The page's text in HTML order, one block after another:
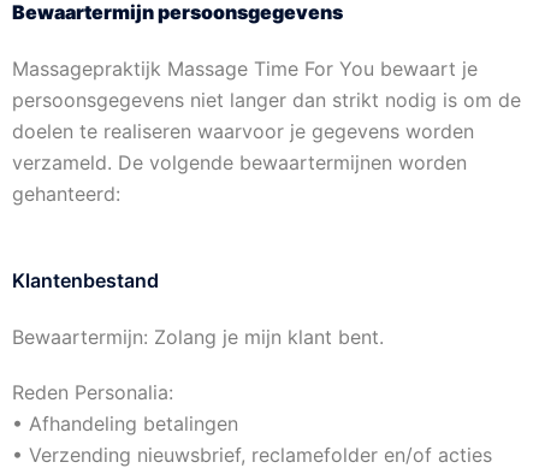
Bewaartermijn persoonsgegevens
Massagepraktijk Massage Time For You bewaart je
persoonsgegevens niet langer dan strikt nodig is om de
doelen te realiseren waarvoor je gegevens worden
verzameld. De volgende bewaartermijnen worden
gehanteerd:
Klantenbestand
Bewaartermijn: Zolang je mijn klant bent.
Reden Personalia:
• Afhandeling betalingen
• Verzending nieuwsbrief, reclamefolder en/of acties